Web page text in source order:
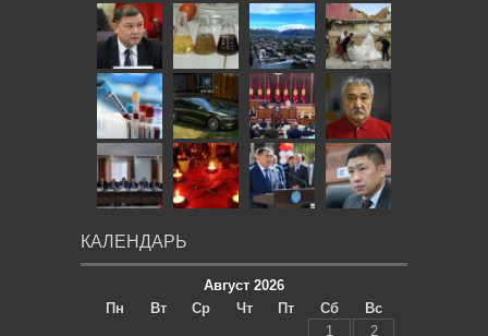
КАЛЕНДАРЬ
Август 2026
Пн
Вт Ср Чт Пт Сб
Вс
1
2